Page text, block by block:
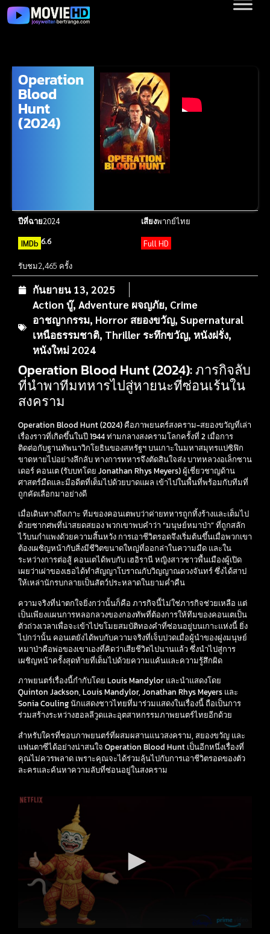
Operation
Blood
Hunt
(2024)
ปีที่ฉาย2024 เสียงพากย์ไทย
IMDb 6.6 Full HD
รับชม2,465 ครั้ง
กันยายน 13, 2025
Action บู๊, Adventure ผจญภัย, Crime
อาชญากรรม, Horror สยองขวัญ, Supernatural
เหนือธรรมชาติ, Thriller ระทึกขวัญ, หนังฝรั่ง,
หนังใหม่ 2024
Operation Blood Hunt (2024): ภารกิจลับ
ที่นำพาทีมทหารไปสู่หายนะที่ซ่อนเร้นใน
สงคราม
Operation Blood Hunt (2024) คือภาพยนตร์สงคราม-สยองขวัญที่เล่า
เรื่องราวที่เกิดขึ้นในปี 1944 ท่ามกลางสงครามโลกครั้งที่ 2 เมื่อการ
ติดต่อกับฐานทัพนาวิกโยธินของสหรัฐฯ บนเกาะในมหาสมุทรแปซิฟิก
ขาดหายไปอย่างลึกลับ ทางการทหารจึงตัดสินใจส่ง บาทหลวงอเล็กซาน
เดอร์ คอนเต (รับบทโดย Jonathan Rhys Meyers) ผู้เชี่ยวชาญด้าน
ศาสตร์มืดและมีอดีตที่เต็มไปด้วยบาดแผล เข้าไปในพื้นที่พร้อมกับทีมที่
ถูกคัดเลือกมาอย่างดี
เมื่อเดินทางถึงเกาะ ทีมของคอนเตพบว่าค่ายทหารถูกทิ้งร้างและเต็มไป
ด้วยซากศพที่น่าสยดสยอง พวกเขาพบคำว่า “มนุษย์หมาป่า” ที่ถูกสลัก
ไว้บนกำแพงด้วยความสิ้นหวัง การเอาชีวิตรอดจึงเริ่มต้นขึ้นเมื่อพวกเขา
ต้องเผชิญหน้ากับสิ่งมีชีวิตขนาดใหญ่ที่ออกล่าในความมืด และใน
ระหว่างการต่อสู้ คอนเตได้พบกับ เฮอิรานี หญิงสาวชาวพื้นเมืองผู้เปิด
เผยว่าเผ่าของเธอได้ทำสัญญาโบราณกับวิญญาณดวงจันทร์ ซึ่งได้สาป
ให้เหล่านักรบกลายเป็นสัตว์ประหลาดในยามค่ำคืน
ความจริงที่น่าตกใจยิ่งกว่านั้นก็คือ ภารกิจนี้ไม่ใช่ภารกิจช่วยเหลือ แต่
เป็นเพียงแผนการหลอกลวงของกองทัพที่ต้องการให้ทีมของคอนเตเป็น
ตัวถ่วงเวลาเพื่อจะเข้าไปขโมยสมบัติทองคำที่ซ่อนอยู่บนเกาะแห่งนี้ ยิ่ง
ไปกว่านั้น คอนเตยังได้พบกับความจริงที่เจ็บปวดเมื่อผู้นำของฝูงมนุษย์
หมาป่าคือพ่อของเขาเองที่คิดว่าเสียชีวิตไปนานแล้ว ซึ่งนำไปสู่การ
เผชิญหน้าครั้งสุดท้ายที่เต็มไปด้วยความแค้นและความรู้สึกผิด
ภาพยนตร์เรื่องนี้กำกับโดย Louis Mandylor และนำแสดงโดย
Quinton Jackson, Louis Mandylor, Jonathan Rhys Meyers และ
Sonia Couling นักแสดงชาวไทยที่มาร่วมแสดงในเรื่องนี้ ถือเป็นการ
ร่วมสร้างระหว่างฮอลลีวูดและอุตสาหกรรมภาพยนตร์ไทยอีกด้วย
สำหรับใครที่ชอบภาพยนตร์ที่ผสมผสานแนวสงคราม, สยองขวัญ และ
แฟนตาซีได้อย่างน่าสนใจ Operation Blood Hunt เป็นอีกหนึ่งเรื่องที่
คุณไม่ควรพลาด เพราะคุณจะได้ร่วมลุ้นไปกับการเอาชีวิตรอดของตัว
ละครและค้นหาความลับที่ซ่อนอยู่ในสงคราม